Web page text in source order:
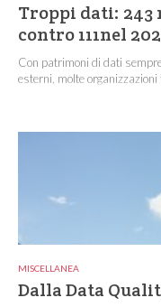
Troppi dati: 243
contro 111nel
Con patrimoni di dati
esterni, molte organizzazioni
MISCELLANEA
Dalla Data